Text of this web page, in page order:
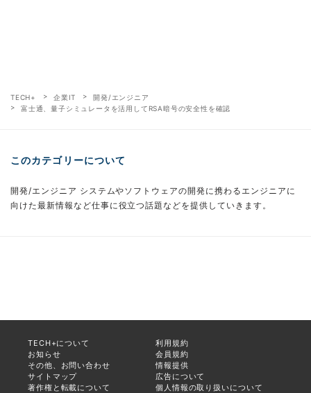
TECH+ 企業IT
開発/エンジニア
富士通、量子シミュレータを活用してRSA暗号の安全性を確認
このカテゴリーについて
開発/エンジニア システムやソフトウェアの開発に携わるエンジニアに
向けた最新情報など仕事に役立つ話題などを提供していきます。
TECH+について
利用規約
お知らせ
会員規約
その他、お問い合わせ
情報提供
サイトマップ
広告について
著作権と転載について
個人情報の取り扱いについて